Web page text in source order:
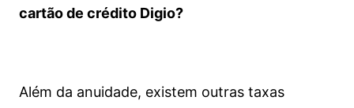
cartão de crédito Digio?
Além da anuidade, existem outras taxas